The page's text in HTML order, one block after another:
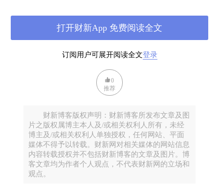
经济周期性、结构性矛盾凸显，新一轮产能过剩，
加之内外三年世纪疫情冲击，总之，经济增速下行
的压力越来越大，多年来顺风顺水的好日子到头
了，经济发展的总体势头回落，各方面困难加
“经济增长的整体水位下降。”
之后，就是企业经营的不断下滑、
步履维艰。资金拖欠、投资收缩、减员降薪，包括
关门歇业。“大家的直接感受就是‘卷’，也就是形形
色色的摩擦与冲突加剧。”本来在宏观经济尚且一
马平川、高歌猛进之时都“不是问题的问题”，如今
全部都显性化为性命交关的硬核问题。这就叫
观石出”，也“就是整体水位下来后，隐藏于水下
的‘石头’暴露无遗”
订阅用户可展开阅读全文登录
打开财新App 免费阅读全文
0
推荐
财新博客版权声明：财新博客所发布文章及图
片之版权属博主本人及/或相关权利人所有，未经
博主及/或相关权利人单独授权，任何网站、平面
媒体不得予以转载。财新网对相关媒体的网站信息
内容转载授权并不包括财新博客的文章及图片。博
客文章均为作者个人观点，不代表财新网的立场和
观点。